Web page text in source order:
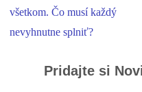
všetkom. Čo musí každý
nevyhnutne splniť?
Pridajte si